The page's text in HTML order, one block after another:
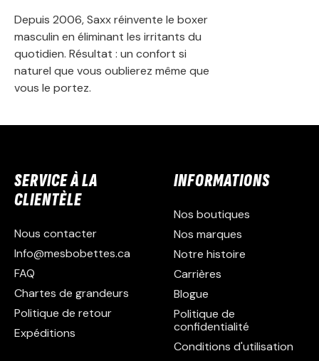
Depuis 2006, Saxx réinvente le boxer
masculin en éliminant les irritants du
quotidien. Résultat : un confort si
naturel que vous oublierez même que
vous le portez.
SERVICE À LA
CLIENTÈLE
Nous contacter
Info@mesbobettes.ca
FAQ
Chartes de grandeurs
Politique de retour
Expéditions
INFORMATIONS
Nos boutiques
Nos marques
Notre histoire
Carrières
Blogue
Politique de
confidentialité
Conditions d'utilisation